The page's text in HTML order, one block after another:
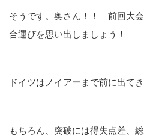
そうです。奥さん！！ 前回大
合運びを思い出しましょう！
ドイツはノイアーまで前に出て
もちろん、突破には得失点差、